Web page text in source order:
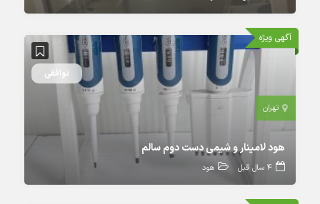
آگهی ویژه
تهران
توافقی
هود لامینار و شیمی دست دوم سالم
4 سال قبل هود